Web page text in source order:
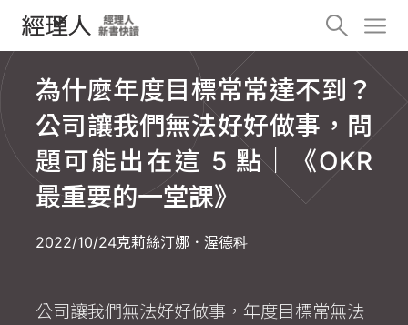
為什麼年度目標常常達不到？
公司讓我們無法好好做事，問
題可能出在這 5 點｜《OKR
最重要的一堂課》
2022/10/24克莉絲汀娜．渥德科
公司讓我們無法好好做事，年度目標常無法